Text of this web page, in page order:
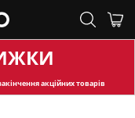
акційних товарів